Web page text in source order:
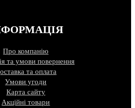
Про компанію
та умови повернення
та оплата
Умови угоди
Карта сайту
Акційні товари